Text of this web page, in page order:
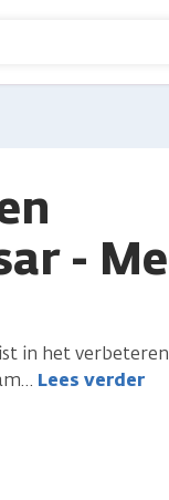
-
in het
… Lees verder